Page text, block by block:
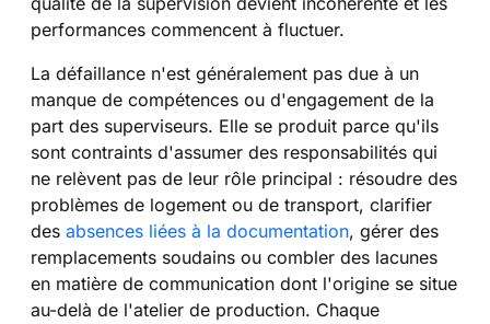
performances commencent à fluctuer.
La défaillance n'est généralement pas due à un
manque de compétences ou d'engagement de la
part des superviseurs. Elle se produit parce qu'ils
sont contraints d'assumer des responsabilités qui
ne relèvent pas de leur rôle principal : résoudre des
problèmes de logement ou de transport, clarifier
des absences liées à la documentation, gérer des
remplacements soudains ou combler des lacunes
en matière de communication dont l'origine se situe
au-delà de l'atelier de production. Chaque